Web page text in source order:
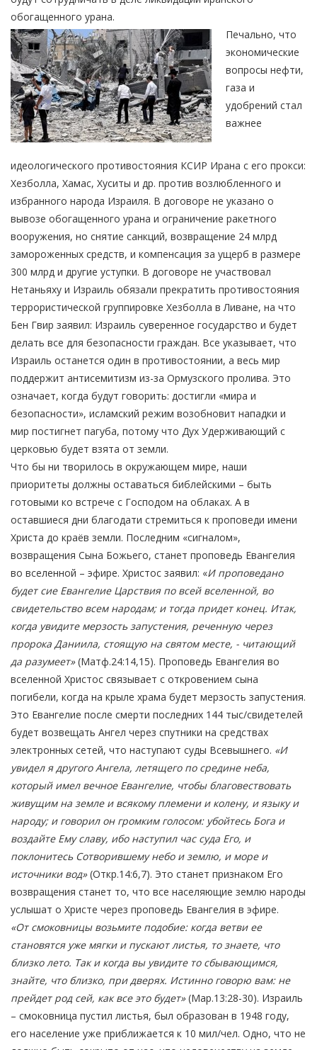
обогащенного урана.
Печально, что
экономические
вопросы нефти,
газа и
удобрений стал
важнее
идеологического противостояния КСИР Ирана с его прокси:
Хезболла, Хамас, Хуситы и др. против возлюбленного и
избранного народа Израиля. В договоре не указано о
вывозе обогащенного урана и ограничение ракетного
вооружения, но снятие санкций, возвращение 24 млрд
замороженных средств, и компенсация за ущерб в размере
300 млрд и другие уступки. В договоре не участвовал
Нетаньяху и Израиль обязали прекратить противостояния
террористической группировке Хезболла в Ливане, на что
Бен Гвир заявил: Израиль суверенное государство и будет
делать все для безопасности граждан. Все указывает, что
Израиль останется один в противостоянии, а весь мир
поддержит антисемитизм из-за Ормузского пролива. Это
означает, когда будут говорить: достигли «мира и
безопасности», исламский режим возобновит нападки и
мир постигнет пагуба, потому что Дух Удерживающий с
церковью будет взята от земли.
Что бы ни творилось в окружающем мире, наши
приоритеты должны оставаться библейскими – быть
готовыми ко встрече с Господом на облаках. А в
оставшиеся дни благодати стремиться к проповеди имени
Христа до краёв земли. Последним «сигналом»,
возвращения Сына Божьего, станет проповедь Евангелия
во вселенной – эфире. Христос заявил: «И проповедано
будет сие Евангелие Царствия по всей вселенной, во
свидетельство всем народам; и тогда придет конец. Итак,
когда увидите мерзость запустения, реченную через
пророка Даниила, стоящую на святом месте, - читающий
да разумеет»(Матф.24:14,15). Проповедь Евангелия во
вселенной Христос связывает с откровением сына
погибели, когда на крыле храма будет мерзость запустения.
Это Евангелие после смерти последних 144 тыс/свидетелей
будет возвещать Ангел через спутники на средствах
электронных сетей, что наступают суды Всевышнего. «И
увидел я другого Ангела, летящего по средине неба,
который имел вечное Евангелие, чтобы благовествовать
живущим на земле и всякому племени и колену, и языку и
народу; и говорил он громким голосом: убойтесь Бога и
воздайте Ему славу, ибо наступил час суда Его, и
поклонитесь Сотворившему небо и землю, и море и
источники вод»(Откр.14:6,7). Это станет признаком Его
возвращения станет то, что все населяющие землю народы
услышат о Христе через проповедь Евангелия в эфире.
«От смоковницы возьмите подобие: когда ветви ее
становятся уже мягки и пускают листья, то знаете, что
близко лето. Так и когда вы увидите то сбывающимся,
знайте, что близко, при дверях. Истинно говорю вам: не
прейдет род сей, как все это будет»(Мар.13:28-30). Израиль
– смоковница пустил листья, был образован в 1948 году,
его население уже приближается к 10 мил/чел. Одно, что не